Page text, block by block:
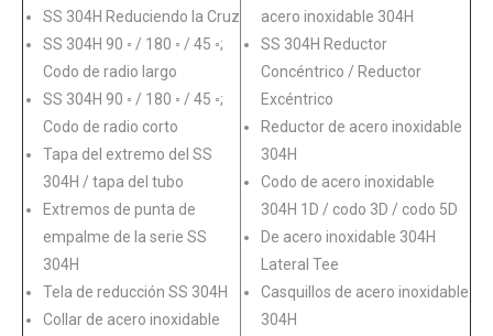
SS 304H Reduciendo la Cruz
SS 304H 90 ◦ / 180 ◦ / 45 ◦;
Codo de radio largo
SS 304H 90 ◦ / 180 ◦ / 45 ◦;
Codo de radio corto
Tapa del extremo del SS
304H / tapa del tubo
Extremos de punta de
empalme de la serie SS
304H
Tela de reducción SS 304H
Collar de acero inoxidable
acero inoxidable 304H
SS 304H Reductor
Concéntrico / Reductor
Excéntrico
Reductor de acero inoxidable
304H
Codo de acero inoxidable
304H 1D / codo 3D / codo 5D
De acero inoxidable 304H
Lateral Tee
Casquillos de acero inoxidable
304H